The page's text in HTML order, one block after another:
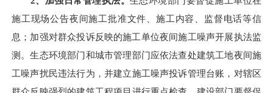
施工现场公告夜间施工批准文件、施工内容、监督电话等信
息；加强对群众投诉反映的施工单位夜间施工噪声开展执法监
测。生态环境部门和城市管理部门应依法查处建筑工地夜间施
工噪声扰民违法行为，并建立施工噪声投诉管理台账，对辖区